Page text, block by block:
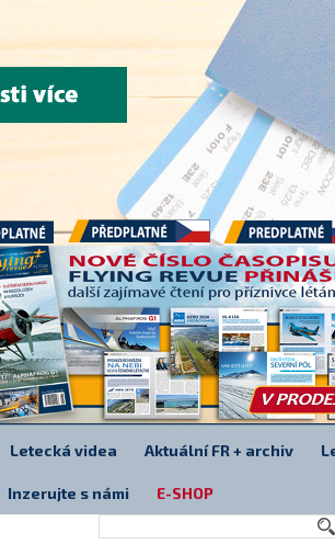
Předplatné Předplatné
Letecká videa Aktuální FR + archiv
Inzerujte s námi E-SHOP